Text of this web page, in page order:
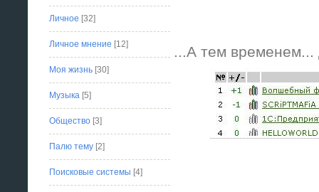
...А тем временем...
Личное [32]
Личное мнение [12]
Моя жизнь [30]
Музыка [5]
Общество [3]
Палю тему [2]
Поисковые системы [4]